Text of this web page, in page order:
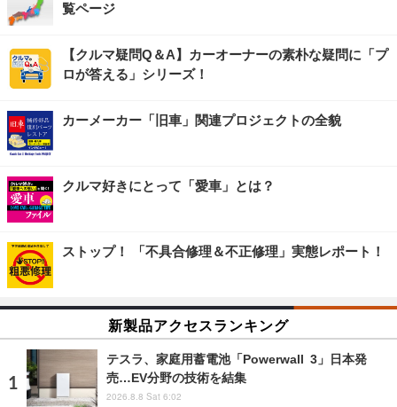
覧ページ
【クルマ疑問Q＆A】カーオーナーの素朴な疑問に「プ
ロが答える」シリーズ！
カーメーカー「旧車」関連プロジェクトの全貌
クルマ好きにとって「愛車」とは？
ストップ！ 「不具合修理＆不正修理」実態レポート！
新製品アクセスランキング
テスラ、家庭用蓄電池「Powerwall 3」日本発
売…EV分野の技術を結集
2026.8.8 Sat 6:02